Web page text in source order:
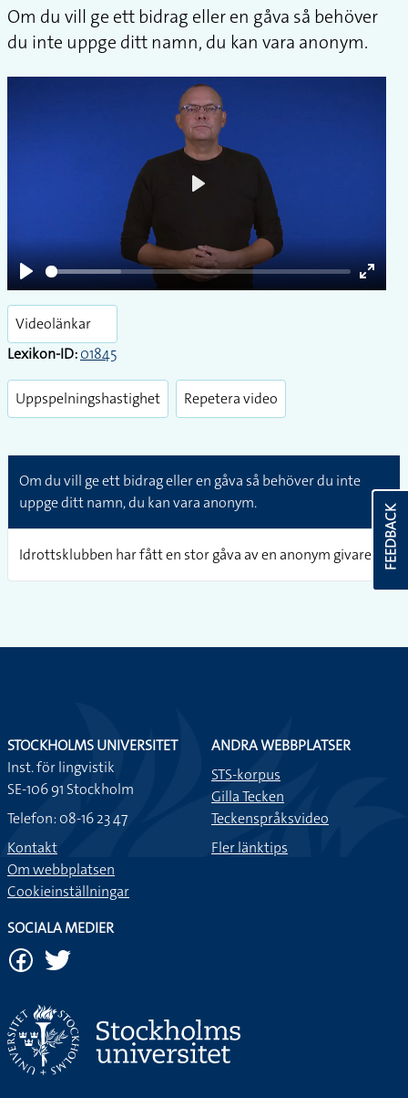
Om du vill ge ett bidrag eller en gåva så behöver
du inte uppge ditt namn, du kan vara anonym.
Play
Enter
Videolänkar
Lexikon-ID:01845
Uppspelningshastighet Repetera video
Om du vill ge ett bidrag eller en gåva så behöver du inte
uppge ditt namn, du kan vara anonym.
Idrottsklubben har fått en stor gåva av en anonym givare. FEEDBACK
STOCKHOLMS UNIVERSITET
Inst. för lingvistik
SE-106 91 Stockholm
Telefon: 08-16 23 47
Kontakt
Om webbplatsen
Cookieinställningar
ANDRA WEBBPLATSER
STS-korpus
Gilla Tecken
Teckenspråksvideo
Fler länktips
SOCIALA MEDIER